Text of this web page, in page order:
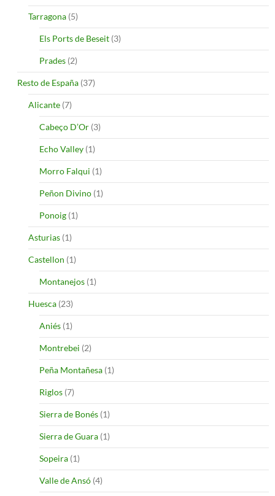
Tarragona (5)
Els Ports de Beseit (3)
Prades (2)
Resto de España (37)
Alicante (7)
Cabeço D’Or (3)
Echo Valley (1)
Morro Falqui (1)
Peñon Divino (1)
Ponoig (1)
Asturias (1)
Castellon (1)
Montanejos (1)
Huesca (23)
Aniés (1)
Montrebei (2)
Peña Montañesa (1)
Riglos (7)
Sierra de Bonés (1)
Sierra de Guara (1)
Sopeira (1)
Valle de Ansó (4)